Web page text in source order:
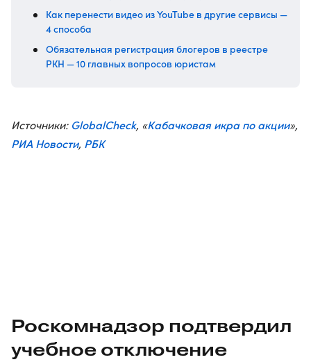
Как перенести видео из YouTube в другие сервисы —
4 способа
Обязательная регистрация блогеров в реестре
РКН — 10 главных вопросов юристам
Источники: GlobalCheck, «Кабачковая икра по акции»,
РИА Новости, РБК
Роскомнадзор подтвердил
учебное отключение